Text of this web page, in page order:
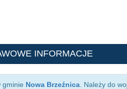
INFORMACJE
gminie Nowa Brzeźnica . Należy do